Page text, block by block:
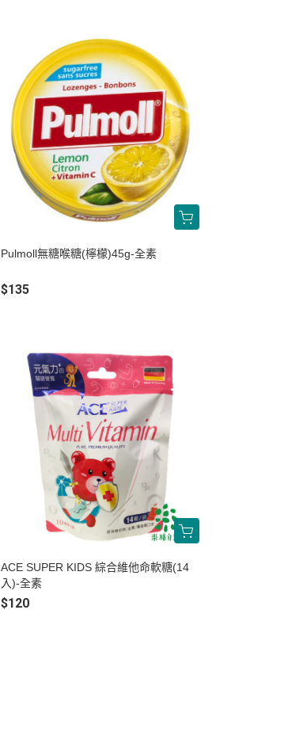
Pulmoll無糖喉糖(檸檬)45g-全素
$135
ACE SUPER KIDS 綜合維他命軟糖(14
入)-全素
$120